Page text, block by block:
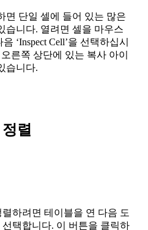
면 단일 셀에 들어 있는 많은
습니다. 열려면 셀을 마우스
‘Inspect Cell’을 선택하십시
른쪽 상단에 있는 복사 아이
습니다.
렬
하려면 테이블을 연 다음 도
선택합니다. 이 버튼을 클릭하